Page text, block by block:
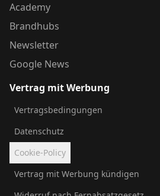
Academy
Brandhubs
Newsletter
Google News
Vertrag mit Werbung
Vertragsbedingungen
Datenschutz
Cookie-Policy
Vertrag mit Werbung kündigen